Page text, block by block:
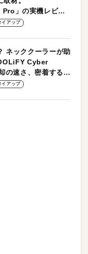
」の実機レビュ
イアップ
ネッククーラーが助
Cyber
の速さ、密着する冷
操作性がグッド！
イアップ